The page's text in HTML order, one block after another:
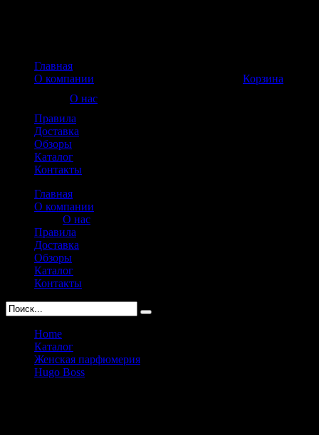
Корзина
Главная
О компании
О нас
Правила
Доставка
Обзоры
Каталог
Контакты
Главная
О компании
О нас
Правила
Доставка
Обзоры
Каталог
Контакты
Home
Каталог
Женская парфюмерия
Hugo Boss